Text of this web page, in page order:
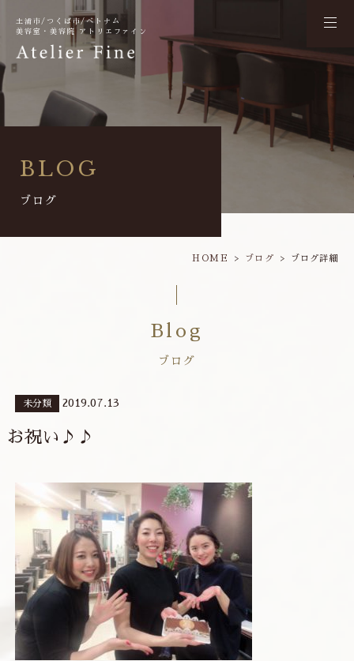
土浦市/つくば市/ベトナム
美容室・美容院 アトリエファイン
BLOG
ブログ
HOME ブログ ブログ詳細
Blog
ブログ
未分類 2019.07.13
お祝い♪♪